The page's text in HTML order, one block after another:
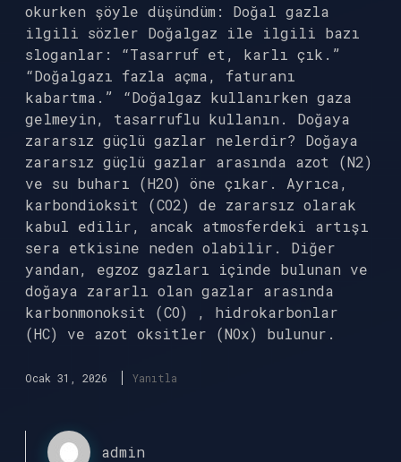
okurken şöyle düşündüm: Doğal gazla
ilgili sözler Doğalgaz ile ilgili bazı
sloganlar: “Tasarruf et, karlı çık.”
“Doğalgazı fazla açma, faturanı
kabartma.” “Doğalgaz kullanırken gaza
gelmeyin, tasarruflu kullanın. Doğaya
zararsız güçlü gazlar nelerdir? Doğaya
zararsız güçlü gazlar arasında azot (N2)
ve su buharı (H2O) öne çıkar. Ayrıca,
karbondioksit (CO2) de zararsız olarak
kabul edilir, ancak atmosferdeki artışı
sera etkisine neden olabilir. Diğer
yandan, egzoz gazları içinde bulunan ve
doğaya zararlı olan gazlar arasında
karbonmonoksit (CO) , hidrokarbonlar
(HC) ve azot oksitler (NOx) bulunur.
Ocak 31, 2026 Yanıtla
admin